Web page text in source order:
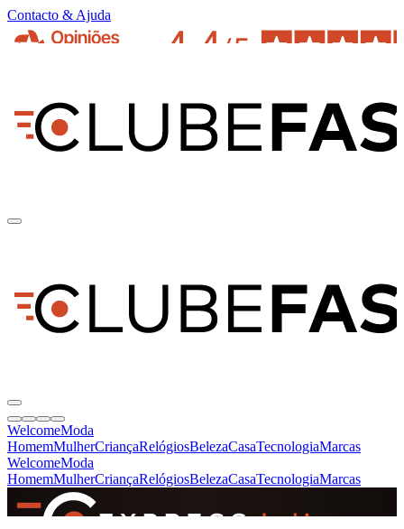
Contacto & Ajuda
WelcomeModa
HomemMulherCriançaRelógiosBelezaCasaTecnologiaMarcas
WelcomeModa
HomemMulherCriançaRelógiosBelezaCasaTecnologiaMarcas